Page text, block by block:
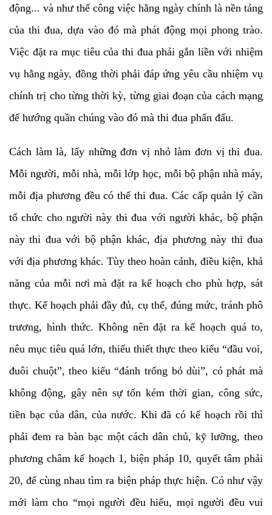
động... và như thế công việc hằng ngày chính là nền tảng
của thi đua, dựa vào đó mà phát động mọi phong trào.
Việc đặt ra mục tiêu của thi đua phải gắn liền với nhiệm
vụ hằng ngày, đồng thời phải đáp ứng yêu cầu nhiệm vụ
chính trị cho từng thời kỳ, từng giai đoạn của cách mạng
để hướng quần chúng vào đó mà thi đua phấn đấu.
Cách làm là, lấy những đơn vị nhỏ làm đơn vị thi đua.
Mỗi người, mỗi nhà, mỗi lớp học, mỗi bộ phận nhà máy,
mỗi địa phương đều có thể thi đua. Các cấp quản lý cần
tổ chức cho người này thi đua với người khác, bộ phận
này thi đua với bộ phận khác, địa phương này thi đua
với địa phương khác. Tùy theo hoàn cảnh, điều kiện, khả
năng của mỗi nơi mà đặt ra kế hoạch cho phù hợp, sát
thực. Kế hoạch phải đầy đủ, cụ thể, đúng mức, tránh phô
trương, hình thức. Không nên đặt ra kế hoạch quá to,
nêu mục tiêu quá lớn, thiếu thiết thực theo kiểu “đầu voi,
đuôi chuột”, theo kiểu “đánh trống bỏ dùi”, có phát mà
không động, gây nên sự tốn kém thời gian, công sức,
tiền bạc của dân, của nước. Khi đã có kế hoạch rồi thì
phải đem ra bàn bạc một cách dân chủ, kỹ lưỡng, theo
phương châm kế hoạch 1, biện pháp 10, quyết tâm phải
20, để cùng nhau tìm ra biện pháp thực hiện. Có như vậy
mới làm cho “mọi người đều hiểu, mọi người đều vui